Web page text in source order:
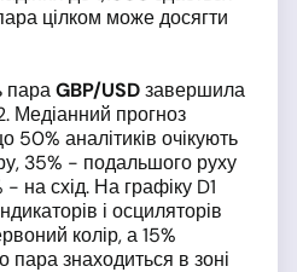
цілком може досягти
параGBP/USDзавершила
Медіанний прогноз
50% аналітиків очікують
35% - подальшого руху
на схід. На графіку D1
і осциляторів
колір, а 15%
пара знаходиться в зоні